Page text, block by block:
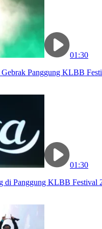
01:30
Panggung KLBB
01:30
di Panggung KLBB Festival